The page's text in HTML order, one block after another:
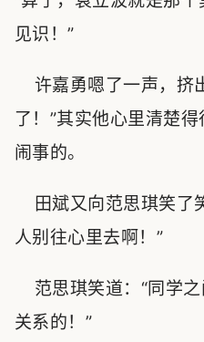
见识！”
许嘉勇嗯了一声，挤
了！”其实他心里清楚
闹事的。
田斌又向范思琪笑了
人别往心里去啊！”
范思琪笑道：“同学
关系的！”